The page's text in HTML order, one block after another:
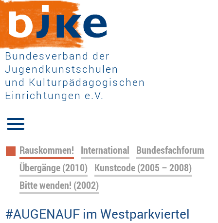
Bundesverband der
Jugendkunstschulen
und Kulturpädagogischen
Einrichtungen e.V.
Navigation
überspringen
Rauskommen! International Bundesfachforum
Übergänge (2010) Kunstcode (2005 – 2008)
Bitte wenden! (2002)
#AUGENAUF im Westparkviertel